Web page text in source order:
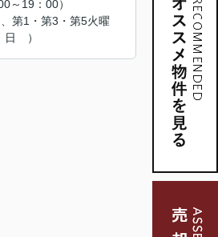
～19：00）
、第1・第3・第5火曜
日 ）